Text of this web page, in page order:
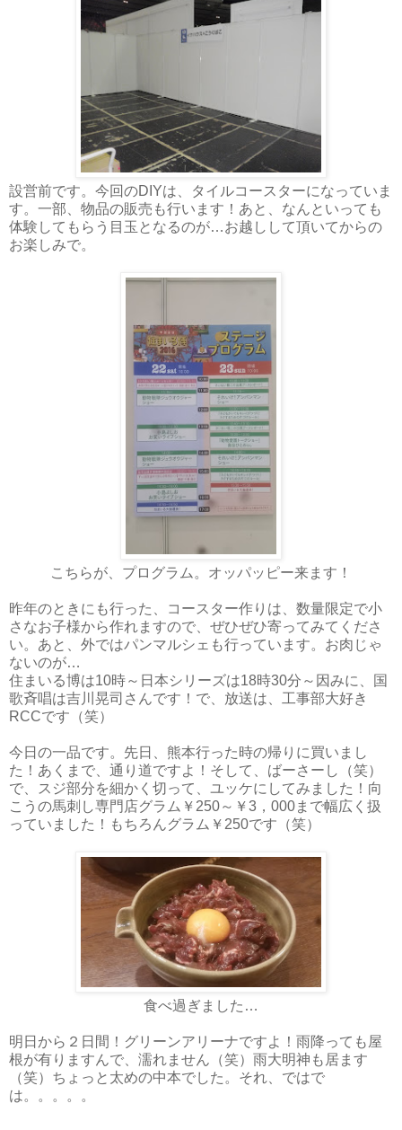
設営前です。今回のDIYは、タイルコースターになっていま
す。一部、物品の販売も行います！あと、なんといっても
体験してもらう目玉となるのが…お越しして頂いてからの
お楽しみで。
こちらが、プログラム。オッパッピー来ます！
昨年のときにも行った、コースター作りは、数量限定で小
さなお子様から作れますので、ぜひぜひ寄ってみてくださ
い。あと、外ではパンマルシェも行っています。お肉じゃ
ないのが…
住まいる博は10時～日本シリーズは18時30分～因みに、国
歌斉唱は吉川晃司さんです！で、放送は、工事部大好き
RCCです（笑）
今日の一品です。先日、熊本行った時の帰りに買いまし
た！あくまで、通り道ですよ！そして、ばーさーし（笑）
で、スジ部分を細かく切って、ユッケにしてみました！向
こうの馬刺し専門店グラム￥250～￥3，000まで幅広く扱
っていました！もちろんグラム￥250です（笑）
食べ過ぎました…
明日から２日間！グリーンアリーナですよ！雨降っても屋
根が有りますんで、濡れません（笑）雨大明神も居ます
（笑）ちょっと太めの中本でした。それ、ではで
は。。。。。